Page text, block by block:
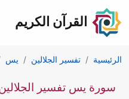
القرآن الكريم
الرئيسية تفسير الجلالين يس
سورة يس تفسير الجلالين